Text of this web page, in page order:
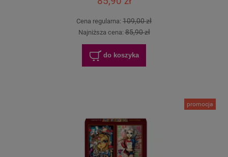
Cena regularna: 109,00 zł
Najniższa cena:85,90 zł
do koszyka
promocja